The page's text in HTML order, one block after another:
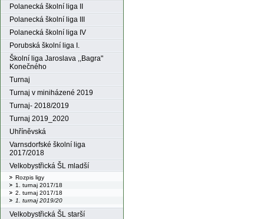
Polanecká školní liga II
Polanecká školní liga III
Polanecká školní liga IV
Porubská školní liga I.
Školní liga Jaroslava ,,Bagra"
Konečného
Turnaj
Turnaj v miniházené 2019
Turnaj- 2018/2019
Turnaj 2019_2020
Uhříněvská
Varnsdorfské školní liga
2017/2018
Velkobystřická ŠL mladší
Rozpis ligy
1. turnaj 2017/18
2. turnaj 2017/18
1. turnaj 2019/20
Velkobystřická ŠL starší